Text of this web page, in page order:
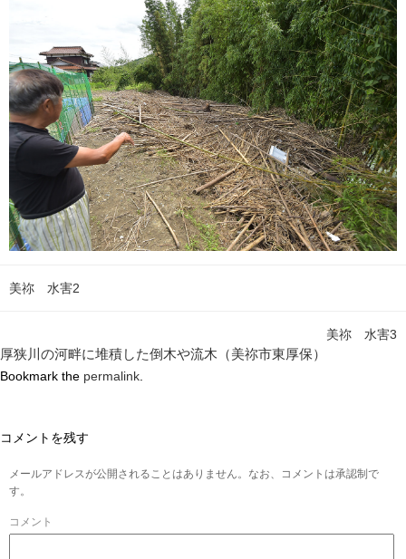
美祢 水害2
美祢 水害3
厚狭川の河畔に堆積した倒木や流木（美祢市東厚保）
Bookmark the permalink
コメントを残す
メールアドレスが公開されることはありません。なお、コメントは承認制で
す。
コメント